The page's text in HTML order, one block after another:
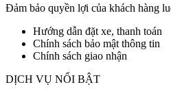
Đảm bảo quyền lợi của khách hàng
Hướng dẫn đặt xe, thanh toán
Chính sách bảo mật thông tin
Chính sách giao nhận
DỊCH VỤ NỔI BẬT